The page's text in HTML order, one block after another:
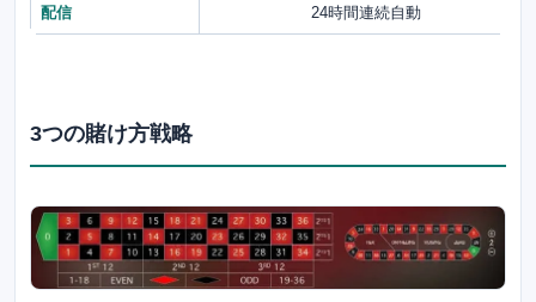
配信 24時間連続自動
3つの賭け方戦略